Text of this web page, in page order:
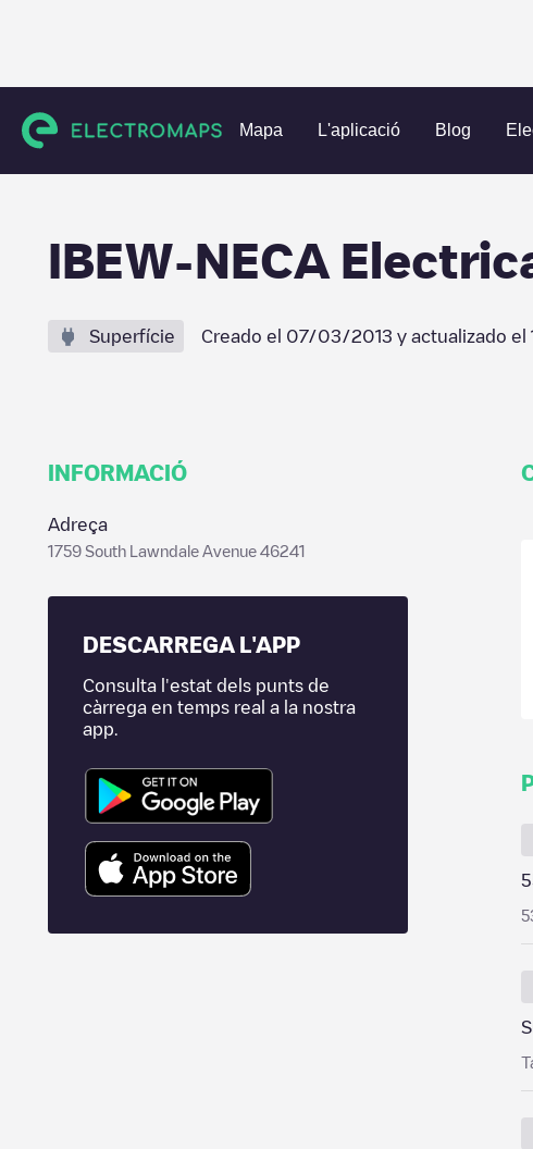
Mapa L'aplicació Blog
Charging stations Estats Units Marion County Indianapolis
IBEW-NECA
Superfície Creado el 07/03/2013 y actualizado el
INFORMACIÓ
Adreça
1759 South Lawndale Avenue 46241
DESCARREGA L'APP
Consulta l'estat dels punts de
càrrega en temps real a la nostra
app.